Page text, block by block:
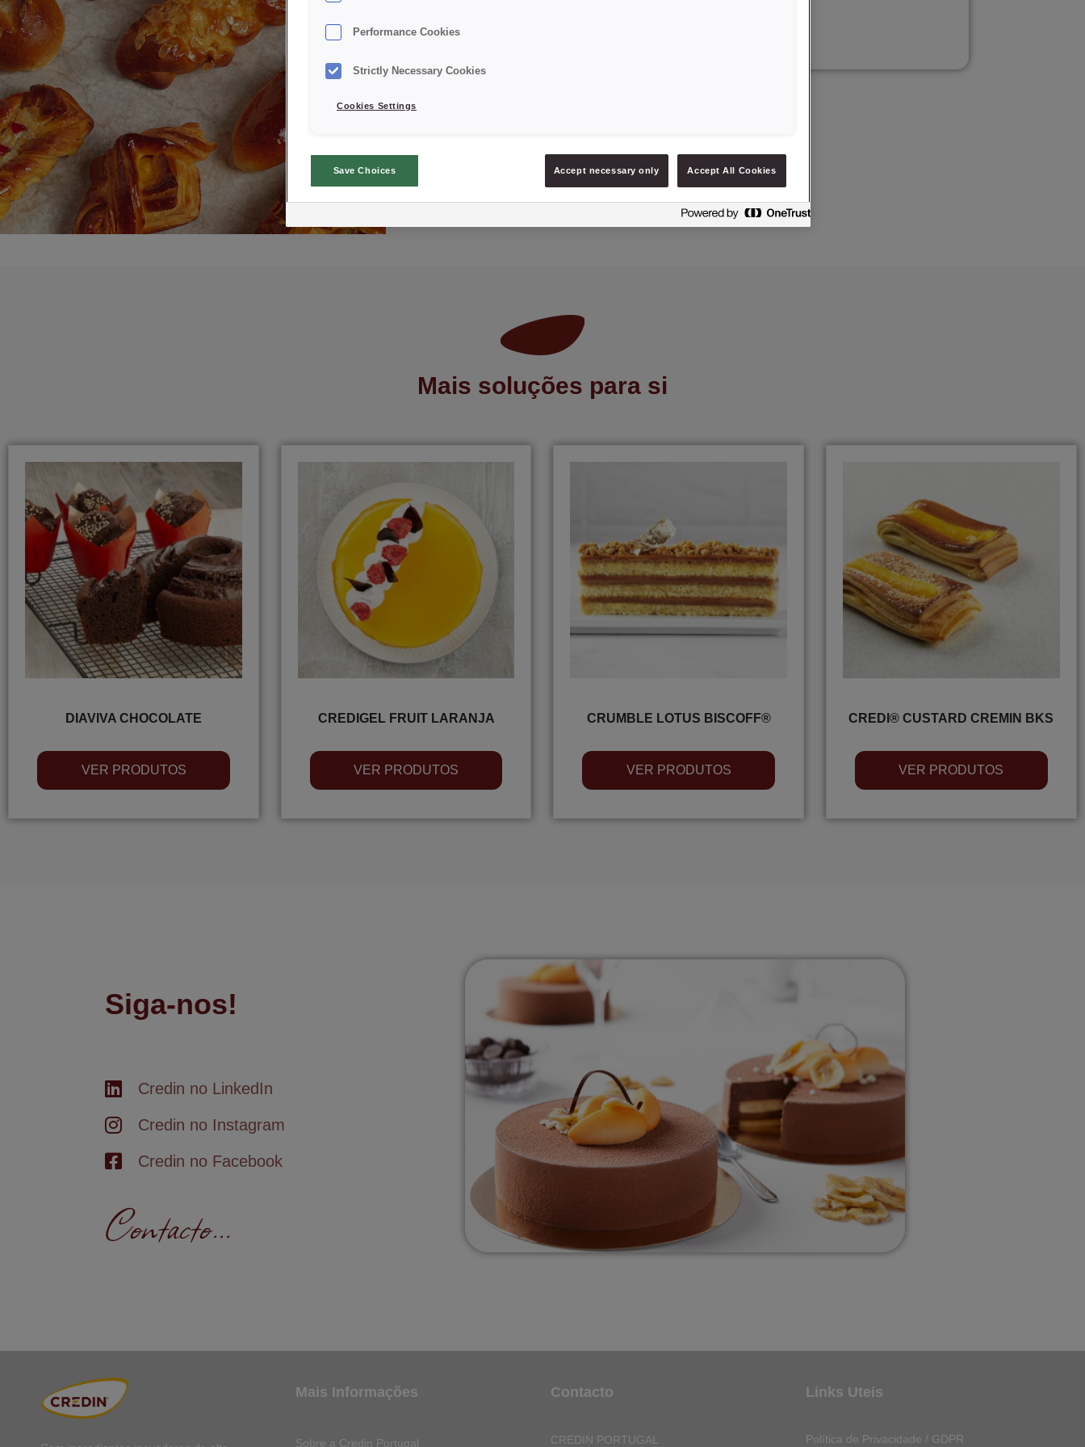
Saco: 15 kg
Mais soluções para si
DIAVIVA CHOCOLATE
VER PRODUTOS
CREDIGEL FRUIT LARANJA
VER PRODUTOS
CRUMBLE LOTUS BISCOFF®
VER PRODUTOS
CREDI® CUSTARD CREMIN BKS
VER PRODUTOS
Siga-nos!
Credin no LinkedIn
Credin no Instagram
Credin no Facebook
Contacto...
Mais Informações
Sobre a Credin Portugal
Contacto
CREDIN PORTUGAL
Links Uteis
Política de Privacidade / GDPR
Performance Cookies
Strictly Necessary Cookies
Cookies Settings
Save Choices Accept necessary only Accept All Cookies